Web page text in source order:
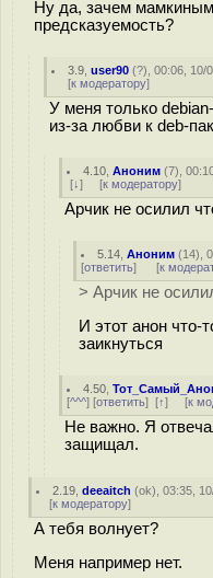
Ну да, зачем
предсказуемость?
3.9 ,user90 (?), 00:06, 10/
[к модератору]
У меня только
из-за любви к deb-
4.10 ,Аноним (7),
[↓] [к модератору]
Арчик не осилил
5.14 ,Аноним (14),
[ответить] [к
> Арчик не
И этот анон что-
заикнуться
4.50 ,
[^^^] [ответить] [↑] [к
Не важно. Я
защищал.
2.19 ,deeaitch (ok), 03:35,
[к модератору]
А тебя волнует?
Меня например нет.